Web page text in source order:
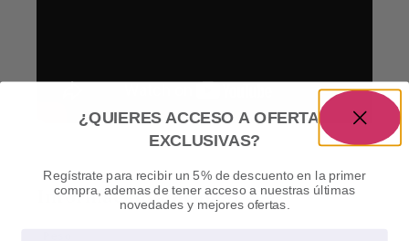
Información adicional
¿QUIERES ACCESO A OFERTAS
EXCLUSIVAS?
Regístrate para recibir un 5% de descuento en la primer
compra, ademas de tener acceso a nuestras últimas
novedades y mejores ofertas.